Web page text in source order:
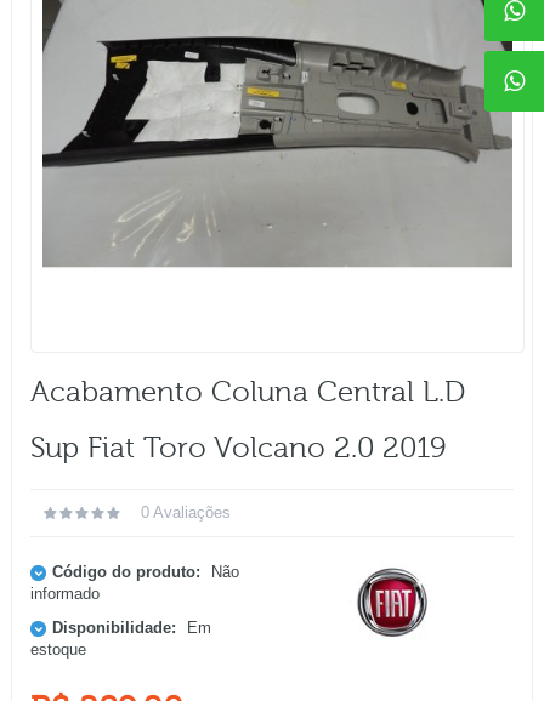
Acabamento Coluna Central L.d
Sup Fiat Toro Volcano 2.0 2019
0 Avaliações
Código do produto:
Não
informado
Disponibilidade:
Em
estoque